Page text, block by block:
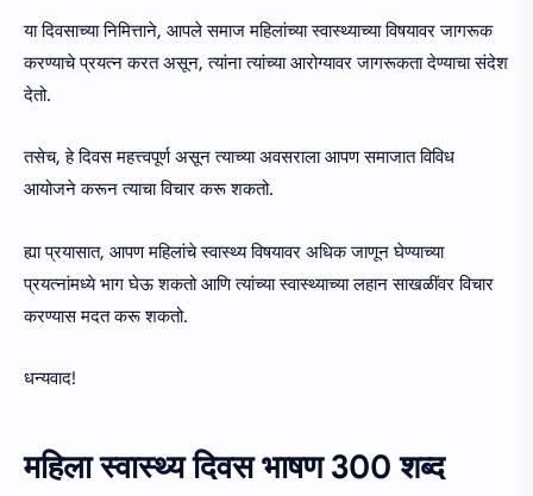
या दिवसाच्या निमित्ताने, आपले समाज महिलांच्या स्वास्थ्याच्या विषयावर जागरूक
करण्याचे प्रयत्न करत असून, त्यांना त्यांच्या आरोग्यावर जागरूकता देण्याचा संदेश
देतो.
तसेच, हे दिवस महत्त्वपूर्ण असून त्याच्या अवसराला आपण समाजात विविध
आयोजने करून त्याचा विचार करू शकतो.
ह्या प्रयासात, आपण महिलांचे स्वास्थ्य विषयावर अधिक जाणून घेण्याच्या
प्रयत्नांमध्ये भाग घेऊ शकतो आणि त्यांच्या स्वास्थ्याच्या लहान साखळींवर विचार
करण्यास मदत करू शकतो.
धन्यवाद!
महिला स्वास्थ्य दिवस भाषण 300 शब्द